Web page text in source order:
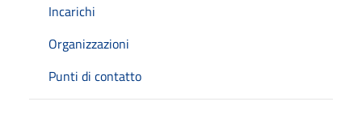
Incarichi
Organizzazioni
Punti di contatto